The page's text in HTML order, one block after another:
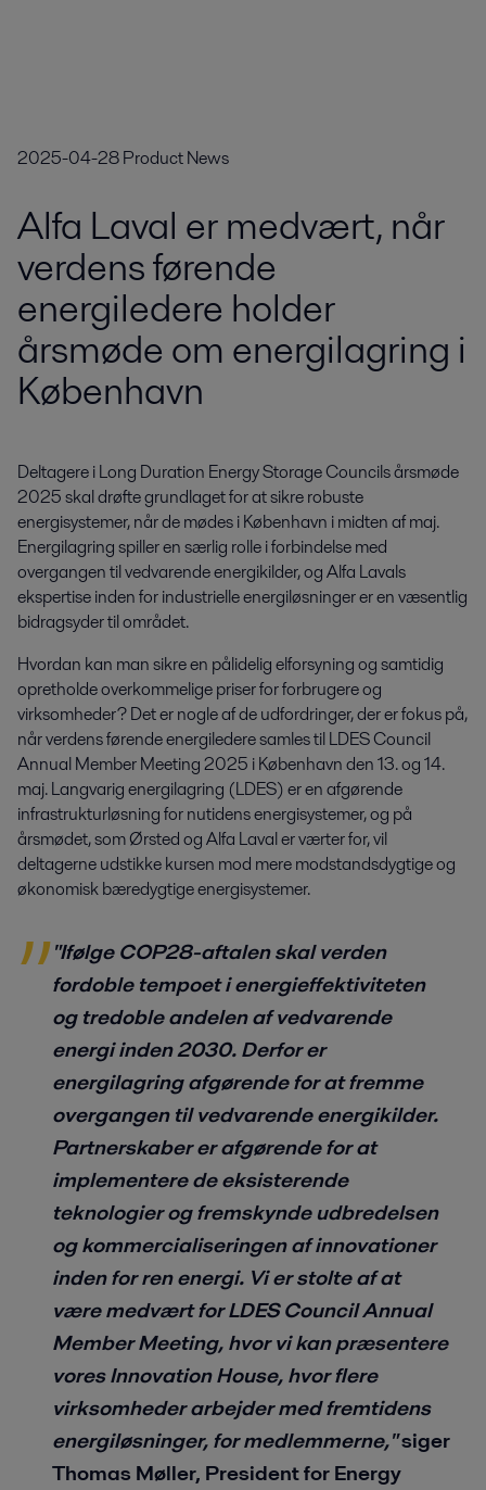
2025-04-28Product News
Alfa Laval er medvært, når
verdens førende
energiledere holder
årsmøde om energilagring i
København
Deltagere i Long Duration Energy Storage Councils årsmøde
2025 skal drøfte grundlaget for at sikre robuste
energisystemer, når de mødes i København i midten af maj.
Energilagring spiller en særlig rolle i forbindelse med
overgangen til vedvarende energikilder, og Alfa Lavals
ekspertise inden for industrielle energiløsninger er en væsentlig
bidragsyder til området.
Hvordan kan man sikre en pålidelig elforsyning og samtidig
opretholde overkommelige priser for forbrugere og
virksomheder? Det er nogle af de udfordringer, der er fokus på,
når verdens førende energiledere samles til LDES Council
Annual Member Meeting 2025 i København den 13. og 14.
maj. Langvarig energilagring (LDES) er en afgørende
infrastrukturløsning for nutidens energisystemer, og på
årsmødet, som Ørsted og Alfa Laval er værter for, vil
deltagerne udstikke kursen mod mere modstandsdygtige og
økonomisk bæredygtige energisystemer.
"Ifølge COP28-aftalen skal verden
fordoble tempoet i energieffektiviteten
og tredoble andelen af vedvarende
energi inden 2030. Derfor er
energilagring afgørende for at fremme
overgangen til vedvarende energikilder.
Partnerskaber er afgørende for at
implementere de eksisterende
teknologier og fremskynde udbredelsen
og kommercialiseringen af innovationer
inden for ren energi. Vi er stolte af at
være medvært for LDES Council Annual
Member Meeting, hvor vi kan præsentere
vores Innovation House, hvor flere
virksomheder arbejder med fremtidens
energiløsninger, for medlemmerne,"siger
Thomas Møller, President for Energy